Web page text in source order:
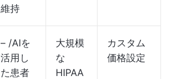
維持
– /AIを
活用し
た患者
大規模
な
HIPAA
カスタム
価格設定